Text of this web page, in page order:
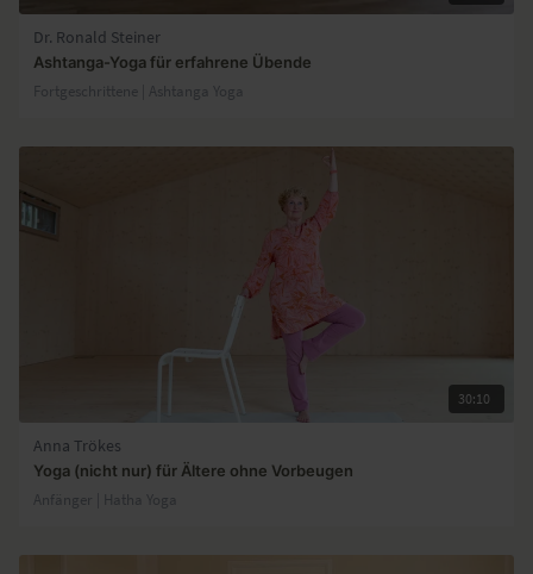
Dr. Ronald Steiner
Ashtanga-Yoga für erfahrene Übende
Fortgeschrittene | Ashtanga Yoga
30:10
Anna Trökes
Yoga (nicht nur) für Ältere ohne Vorbeugen
Anfänger | Hatha Yoga